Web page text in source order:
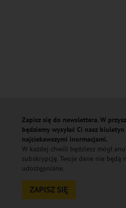
Zapisz się do newslettera. W
będziemy wysyłać Ci nasz biuletyn
najciekawszymi inormacjami.
W każdej chwili będziesz mógł
subskrypcję. Twoje dane nie będą
udostępniane.
ZAPISZ SIĘ